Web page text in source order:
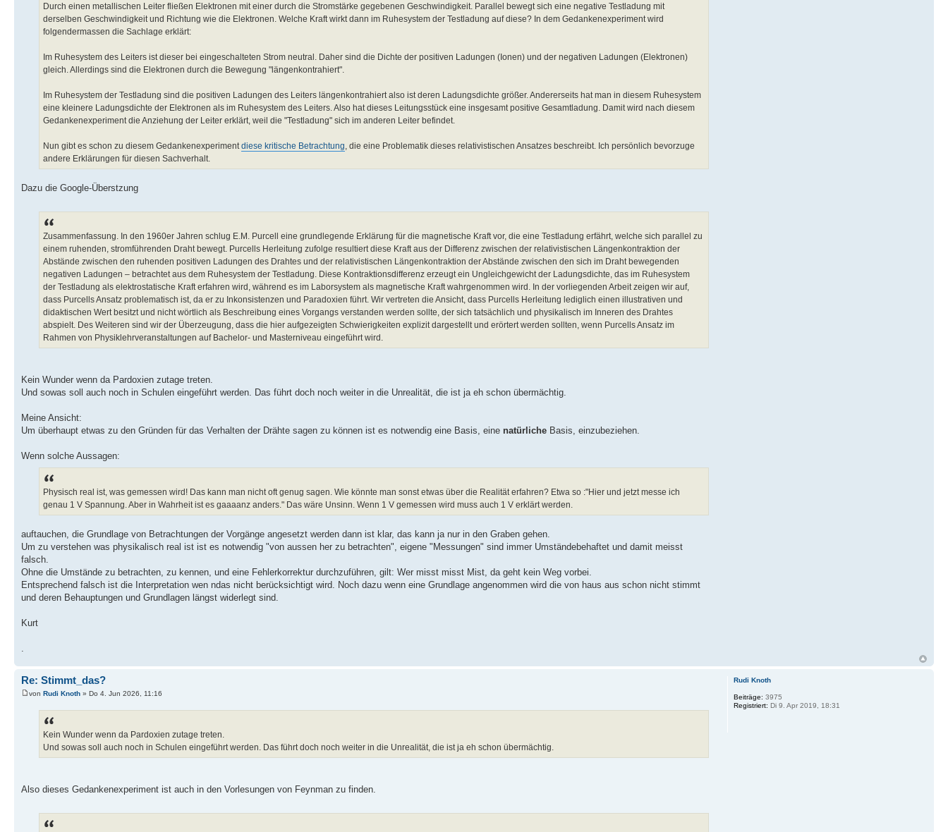
Durch einen metallischen Leiter fließen Elektronen mit einer durch die Stromstärke gegebenen Geschwindigkeit. Parallel bewegt sich eine negative Testladung mit
derselben Geschwindigkeit und Richtung wie die Elektronen. Welche Kraft wirkt dann im Ruhesystem der Testladung auf diese? In dem Gedankenexperiment wird
folgendermassen die Sachlage erklärt:
Im Ruhesystem des Leiters ist dieser bei eingeschalteten Strom neutral. Daher sind die Dichte der positiven Ladungen (Ionen) und der negativen Ladungen (Elektronen)
gleich. Allerdings sind die Elektronen durch die Bewegung "längenkontrahiert".
Im Ruhesystem der Testladung sind die positiven Ladungen des Leiters längenkontrahiert also ist deren Ladungsdichte größer. Andererseits hat man in diesem Ruhesystem
eine kleinere Ladungsdichte der Elektronen als im Ruhesystem des Leiters. Also hat dieses Leitungsstück eine insgesamt positive Gesamtladung. Damit wird nach diesem
Gedankenexperiment die Anziehung der Leiter erklärt, weil die "Testladung" sich im anderen Leiter befindet.
Nun gibt es schon zu diesem Gedankenexperimentdiese kritische Betrachtung, die eine Problematik dieses relativistischen Ansatzes beschreibt. Ich persönlich bevorzuge
andere Erklärungen für diesen Sachverhalt.
Dazu die Google-Überstzung
Zusammenfassung. In den 1960er Jahren schlug E.M. Purcell eine grundlegende Erklärung für die magnetische Kraft vor, die eine Testladung erfährt, welche sich parallel zu
einem ruhenden, stromführenden Draht bewegt. Purcells Herleitung zufolge resultiert diese Kraft aus der Differenz zwischen der relativistischen Längenkontraktion der
Abstände zwischen den ruhenden positiven Ladungen des Drahtes und der relativistischen Längenkontraktion der Abstände zwischen den sich im Draht bewegenden
negativen Ladungen – betrachtet aus dem Ruhesystem der Testladung. Diese Kontraktionsdifferenz erzeugt ein Ungleichgewicht der Ladungsdichte, das im Ruhesystem
der Testladung als elektrostatische Kraft erfahren wird, während es im Laborsystem als magnetische Kraft wahrgenommen wird. In der vorliegenden Arbeit zeigen wir auf,
dass Purcells Ansatz problematisch ist, da er zu Inkonsistenzen und Paradoxien führt. Wir vertreten die Ansicht, dass Purcells Herleitung lediglich einen illustrativen und
didaktischen Wert besitzt und nicht wörtlich als Beschreibung eines Vorgangs verstanden werden sollte, der sich tatsächlich und physikalisch im Inneren des Drahtes
abspielt. Des Weiteren sind wir der Überzeugung, dass die hier aufgezeigten Schwierigkeiten explizit dargestellt und erörtert werden sollten, wenn Purcells Ansatz im
Rahmen von Physiklehrveranstaltungen auf Bachelor- und Masterniveau eingeführt wird.
Kein Wunder wenn da Pardoxien zutage treten.
Und sowas soll auch noch in Schulen eingeführt werden. Das führt doch noch weiter in die Unrealität, die ist ja eh schon übermächtig.
Meine Ansicht:
Um überhaupt etwas zu den Gründen für das Verhalten der Drähte sagen zu können ist es notwendig eine Basis, eine natürliche Basis, einzubeziehen.
Wenn solche Aussagen:
Physisch real ist, was gemessen wird! Das kann man nicht oft genug sagen. Wie könnte man sonst etwas über die Realität erfahren? Etwa so :"Hier und jetzt messe ich
genau 1 V Spannung. Aber in Wahrheit ist es gaaaanz anders." Das wäre Unsinn. Wenn 1 V gemessen wird muss auch 1 V erklärt werden.
auftauchen, die Grundlage von Betrachtungen der Vorgänge angesetzt werden dann ist klar, das kann ja nur in den Graben gehen.
Um zu verstehen was physikalisch real ist ist es notwendig "von aussen her zu betrachten", eigene "Messungen" sind immer Umständebehaftet und damit meisst
falsch.
Ohne die Umstände zu betrachten, zu kennen, und eine Fehlerkorrektur durchzuführen, gilt: Wer misst misst Mist, da geht kein Weg vorbei.
Entsprechend falsch ist die Interpretation wen ndas nicht berücksichtigt wird. Noch dazu wenn eine Grundlage angenommen wird die von haus aus schon nicht stimmt
und deren Behauptungen und Grundlagen längst widerlegt sind.
Kurt
Re: Stimmt_das?
von Rudi Knoth » Do 4. Jun 2026, 11:16
Kein Wunder wenn da Pardoxien zutage treten.
Und sowas soll auch noch in Schulen eingeführt werden. Das führt doch noch weiter in die Unrealität, die ist ja eh schon übermächtig.
Also dieses Gedankenexperiment ist auch in den Vorlesungen von Feynman zu finden.
Rudi Knoth
Beiträge: 3975
Registriert: Di 9. Apr 2019, 18:31